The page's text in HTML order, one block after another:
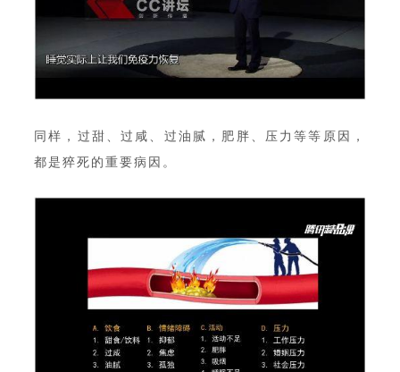
同样，过甜、过咸、过油腻，肥胖、压力等等原因，
都是猝死的重要病因。